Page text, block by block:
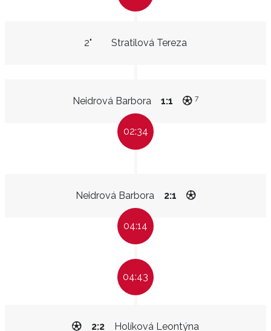
Stratilová Tereza
2"
Neidrová Barbora 1:1 7
02:34
Neidrová Barbora 2:1
04:14
04:43
Holíková Leontýna
2:2